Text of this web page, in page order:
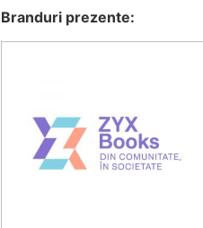
Branduri prezente: